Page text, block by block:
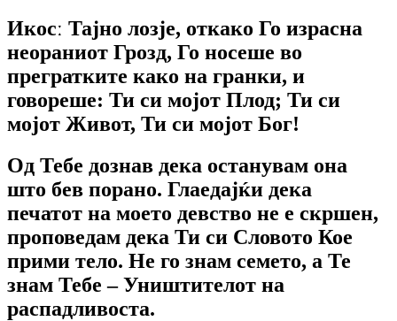
Икосː Тајно лозје, откако Го израсна
неораниот Грозд, Го носеше во
прегратките како на гранки, и
говореше: Ти си мојот Плод; Ти си
мојот Живот, Ти си мојот Бог!
Од Тебе дознав дека останувам она
што бев порано. Глаедајќи дека
печатот на моето девство не е скршен,
проповедам дека Ти си Словото Кое
прими тело. Не го знам семето, а Те
знам Тебе – Уништителот на
распадливоста.